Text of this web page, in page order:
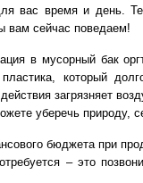
вас время и день.
вам сейчас поведаем!
в мусорный бак
который
загрязняет
уберечь природу,
бюджета при
– это